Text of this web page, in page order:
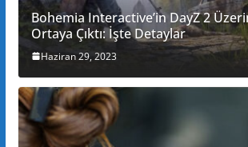
Bohemia Interactive’in DayZ 2
Ortaya Çıktı: İşte Detaylar
Haziran 29, 2023